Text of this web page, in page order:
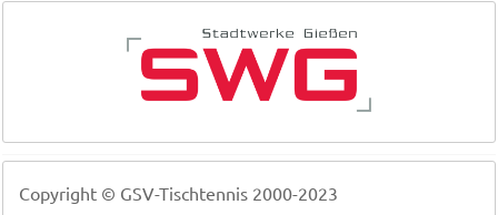
Copyright © GSV-Tischtennis 2000-2023